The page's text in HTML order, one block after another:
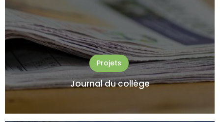
Projets
Journal du collège